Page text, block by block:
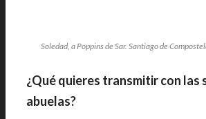
Soledad, a Poppins de Sar. Santiago de
¿Qué quieres transmitir con las
abuelas?